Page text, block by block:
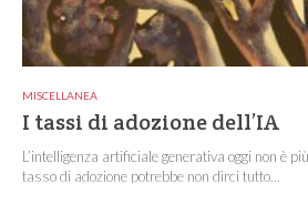
MISCELLANEA
I tassi di adozione dell’IA
L’intelligenza artificiale generativa oggi non è
tasso di adozione potrebbe non dirci tutto...